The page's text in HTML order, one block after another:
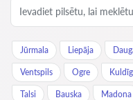
Jūrmala Liepāja
Ventspils Ogre
Talsi Bauska Madona